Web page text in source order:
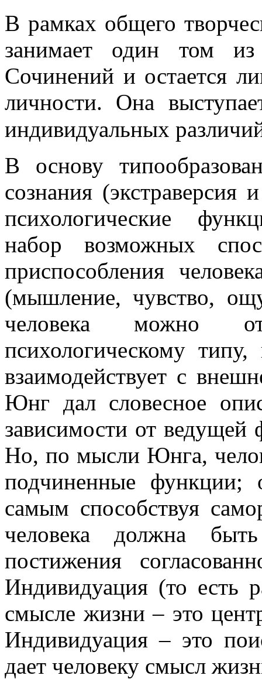
В рамках общего
занимает один том
Сочинений и остается
личности. Она
индивидуальных
В основу
сознания
психологические
набор возможных
приспособления
(мышление, чувство,
человека можно
психологическому
взаимодействует с
Юнг дал словесное
зависимости от ведущей
Но, по мысли Юнга,
подчиненные функции;
самым способствуя
человека должна
постижения
Индивидуация (то есть
смысле жизни – это
Индивидуация – это
дает человеку смысл